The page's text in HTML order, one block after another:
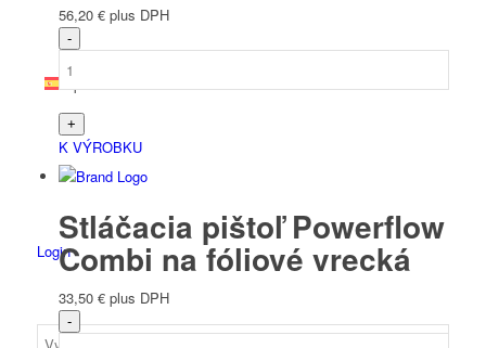
Login
56,20 € plus DPH
K VÝROBKU
Stláčacia pištoľ Powerflow
Combi na fóliové vrecká
33,50 € plus DPH